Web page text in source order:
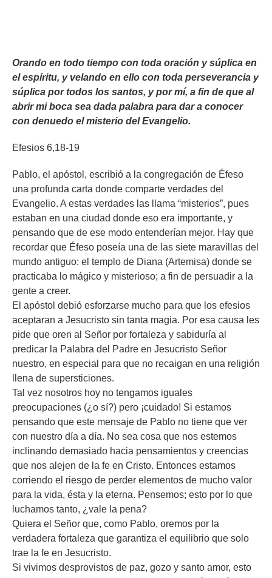
Orando en todo tiempo con toda oración y súplica en
el espíritu, y velando en ello con toda perseverancia y
súplica por todos los santos, y por mí, a fin de que al
abrir mi boca sea dada palabra para dar a conocer
con denuedo el misterio del Evangelio.
Efesios 6,18-19
Pablo, el apóstol, escribió a la congregación de Éfeso
una profunda carta donde comparte verdades del
Evangelio. A estas verdades las llama “misterios”, pues
estaban en una ciudad donde eso era importante, y
pensando que de ese modo entenderían mejor. Hay que
recordar que Éfeso poseía una de las siete maravillas del
mundo antiguo: el templo de Diana (Artemisa) donde se
practicaba lo mágico y misterioso; a fin de persuadir a la
gente a creer.
El apóstol debió esforzarse mucho para que los efesios
aceptaran a Jesucristo sin tanta magia. Por esa causa les
pide que oren al Señor por fortaleza y sabiduría al
predicar la Palabra del Padre en Jesucristo Señor
nuestro, en especial para que no recaigan en una religión
llena de supersticiones.
Tal vez nosotros hoy no tengamos iguales
preocupaciones (¿o sí?) pero ¡cuidado! Si estamos
pensando que este mensaje de Pablo no tiene que ver
con nuestro día a día. No sea cosa que nos estemos
inclinando demasiado hacia pensamientos y creencias
que nos alejen de la fe en Cristo. Entonces estamos
corriendo el riesgo de perder elementos de mucho valor
para la vida, ésta y la eterna. Pensemos; esto por lo que
luchamos tanto, ¿vale la pena?
Quiera el Señor que, como Pablo, oremos por la
verdadera fortaleza que garantiza el equilibrio que solo
trae la fe en Jesucristo.
Si vivimos desprovistos de paz, gozo y santo amor, esto